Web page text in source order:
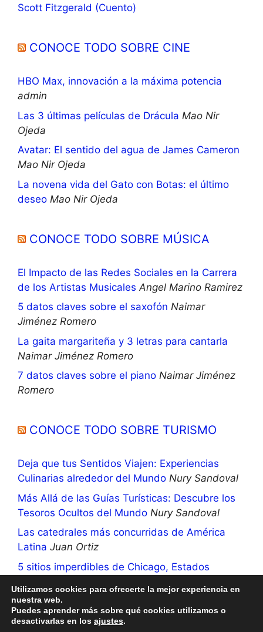
Scott Fitzgerald (Cuento)
CONOCE TODO SOBRE CINE
HBO Max, innovación a la máxima potencia
admin
Las 3 últimas películas de Drácula Mao Nir
Ojeda
Avatar: El sentido del agua de James Cameron
Mao Nir Ojeda
La novena vida del Gato con Botas: el último
deseo Mao Nir Ojeda
CONOCE TODO SOBRE MÚSICA
El Impacto de las Redes Sociales en la Carrera
de los Artistas Musicales Angel Marino Ramirez
5 datos claves sobre el saxofón Naimar
Jiménez Romero
La gaita margariteña y 3 letras para cantarla
Naimar Jiménez Romero
7 datos claves sobre el piano Naimar Jiménez
Romero
CONOCE TODO SOBRE TURISMO
Deja que tus Sentidos Viajen: Experiencias
Culinarias alrededor del Mundo Nury Sandoval
Más Allá de las Guías Turísticas: Descubre los
Tesoros Ocultos del Mundo Nury Sandoval
Las catedrales más concurridas de América
Latina Juan Ortiz
5 sitios imperdibles de Chicago, Estados
Utilizamos cookies para ofrecerte la mejor experiencia en
nuestra web.
Puedes aprender más sobre qué cookies utilizamos o
desactivarlas en los ajustes.